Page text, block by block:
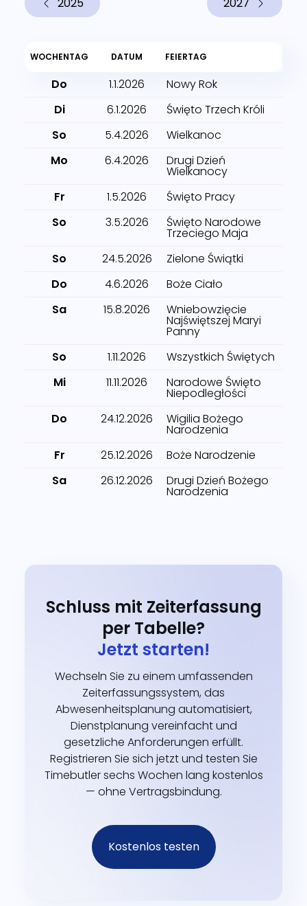
WOCHENTAG DATUM FEIERTAG
Do 1.1.2026
Nowy Rok
Di
6.1.2026
Święto Trzech Króli
So
5.4.2026
Wielkanoc
Mo
6.4.2026 Drugi Dzień
Wielkanocy
Fr
1.5.2026
Święto Pracy
So
3.5.2026 Święto Narodowe
Trzeciego Maja
So
24.5.2026
Zielone Świątki
Do
4.6.2026
Boże Ciało
Sa
15.8.2026 Wniebowzięcie
Najświętszej Maryi
Panny
So
1.11.2026
Wszystkich Świętych
Mi
11.11.2026 Narodowe Święto
Niepodległości
Do
24.12.2026 Wigilia Bożego
Narodzenia
Fr
25.12.2026
Boże Narodzenie
Sa
26.12.2026 Drugi Dzień Bożego
Narodzenia
Schluss mit Zeiterfassung
per Tabelle?
Jetzt starten!
Wechseln Sie zu einem umfassenden
Zeiterfassungssystem, das
Abwesenheitsplanung automatisiert,
Dienstplanung vereinfacht und
gesetzliche Anforderungen erfüllt.
Registrieren Sie sich jetzt und testen Sie
Timebutler sechs Wochen lang kostenlos
— ohne Vertragsbindung.
Kostenlos testen